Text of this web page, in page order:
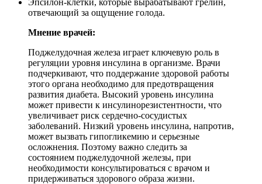
отвечающий за ощущение голода.
Мнение врачей:
Поджелудочная железа играет ключевую роль в
регуляции уровня инсулина в организме. Врачи
подчеркивают, что поддержание здоровой работы
этого органа необходимо для предотвращения
развития диабета. Высокий уровень инсулина
может привести к инсулинорезистентности, что
увеличивает риск сердечно-сосудистых
заболеваний. Низкий уровень инсулина, напротив,
может вызвать гипогликемию и серьезные
осложнения. Поэтому важно следить за
состоянием поджелудочной железы, при
необходимости консультироваться с врачом и
придерживаться здорового образа жизни.